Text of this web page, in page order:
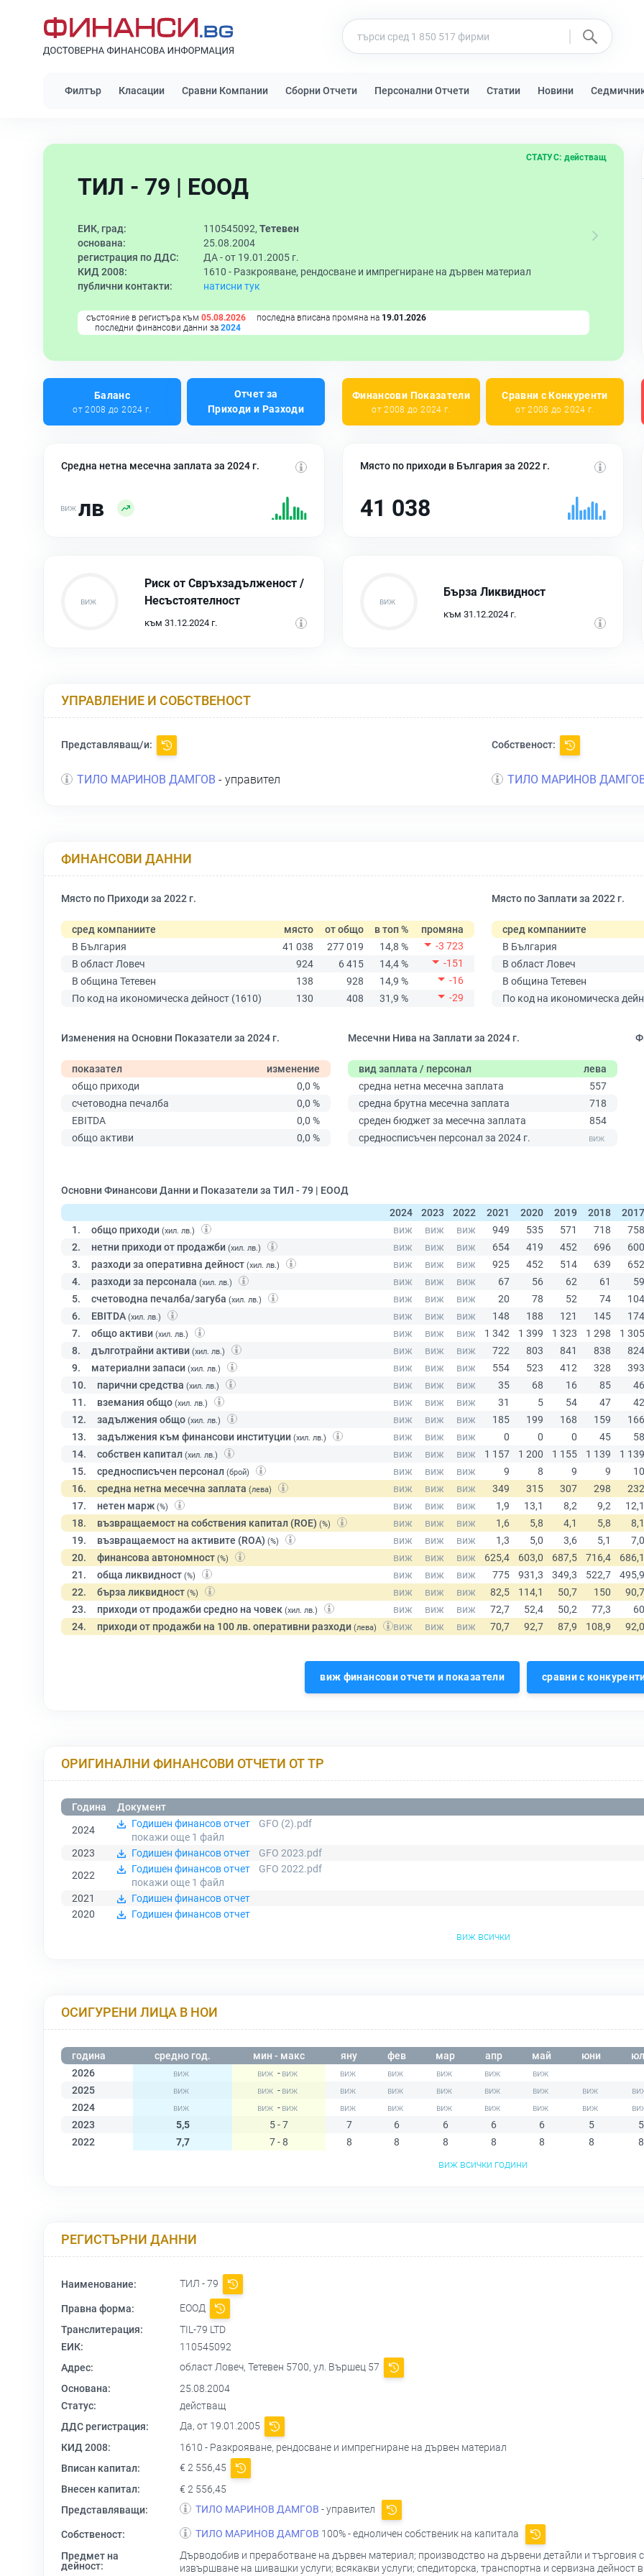
Филтър Класации Сравни Компании Сборни Отчети Персонални Отчети Статии Новини
ТИЛ - 79 | ЕООД
СТАТУС: действащ
ЕИК, град: 110545092, Тетевен
основана:
25.08.2004
регистрация по ДДС:
ДА - от 19.01.2005 г.
КИД 2008:
1610 - Разкрояване, рендосване и импрегниране на дървен материал
публични контакти:
натисни тук
състояние в регистъра към 05.08.2026 последна вписана промяна на 19.01.2026
последни финансови данни за 2024
Баланс
от 2008 до 2024 г.
Отчет за
Приходи и Разходи
Финансови Показатели
от 2008 до 2024 г.
Сравни с Конкуренти
от 2008 до 2024 г.
Средна нетна месечна заплата за 2024 г.
лв
Място по приходи в България за 2022 г.
41 038
Риск от Свръхзадълженост /
Несъстоятелност
към 31.12.2024 г.
Бърза Ликвидност
към 31.12.2024 г.
УПРАВЛЕНИЕ И СОБСТВЕНОСТ
Представляващ/и:
ТИЛО МАРИНОВ ДАМГОВ - управител
Собственост:
ТИЛО МАРИНОВ
ФИНАНСОВИ ДАННИ
Място по Приходи за 2022 г.
сред компаниите място от общо в топ %
промяна
В България
41 038 277 019 14,8 %
-3 723
В област Ловеч
924 6 415 14,4 %
-151
В община Тетевен
138 928 14,9 %
-16
По код на икономическа дейност (1610)
130 408 31,9 % -29
Място по Заплати за 2022 г.
сред компаниите
В България
В област Ловеч
В община Тетевен
По код на икономическа
Изменения на Основни Показатели за 2024 г.
показател
изменение
общо приходи
0,0 %
счетоводна печалба
0,0 %
EBITDA
0,0 %
общо активи
0,0 %
Месечни Нива на Заплати за 2024 г.
вид заплата / персонал
лева
средна нетна месечна заплата
557
средна брутна месечна заплата
718
среден бюджет за месечна заплата
854
средносписъчен персонал за 2024 г.
Основни Финансови Данни и Показатели за ТИЛ - 79 | ЕООД
2024
2023 2022 2021 2020 2019 2018
2017
1.
общо приходи (хил. лв.)
2. нетни приходи от продажби (хил. лв.)
3. разходи за оперативна дейност (хил. лв.)
4. разходи за персонала (хил. лв.)
5. счетоводна печалба/загуба (хил. лв.)
6. EBITDA (хил. лв.)
7. общо активи (хил. лв.)
8. дълготрайни активи (хил. лв.)
9. материални запаси (хил. лв.)
10. парични средства (хил. лв.)
11. вземания общо (хил. лв.)
12. задължения общо (хил. лв.)
13. задължения към финансови институции (хил. лв.)
14. собствен капитал (хил. лв.)
15. средносписъчен персонал (брой)
16. средна нетна месечна заплата (лева)
17. нетен марж (%)
18. възвращаемост на собствения капитал (ROE) (%)
19. възвращаемост на активите (ROA) (%)
20. финансова автономност (%)
21. обща ликвидност (%)
22. бърза ликвидност (%)
23. приходи от продажби средно на човек (хил. лв.)
24. приходи от продажби на 100 лв. оперативни разходи (лева)
виж финансови отчети и показатели сравни с
ОРИГИНАЛНИ ФИНАНСОВИ ОТЧЕТИ ОТ ТР
Година
Документ
2024
Годишен финансов отчет
GFO (2).pdf
покажи още 1 файл
2023
Годишен финансов отчет
GFO 2023.pdf
2022
Годишен финансов отчет
GFO 2022.pdf
покажи още 1 файл
2021
Годишен финансов отчет
2020
Годишен финансов отчет
виж всички
ОСИГУРЕНИ ЛИЦА В НОИ
година средно год. мин - макс яну фев мар апр май юни
2026
-
2025
-
2024
-
2023
5,5 5 - 7 7 6 6 6 6 5
5
2022
7,7 7 - 8 8 8 8 8 8 8
8
виж всички години
РЕГИСТЪРНИ ДАННИ
Наименование: ТИЛ - 79
Правна форма:
ЕООД
Транслитерация:
TIL-79 LTD
ЕИК:
110545092
Адрес:
област Ловеч, Тетевен 5700, ул. Вършец 57
Основана:
25.08.2004
Статус:
действащ
ДДС регистрация:
Да, от 19.01.2005
КИД 2008:
1610 - Разкрояване, рендосване и импрегниране на дървен материал
Вписан капитал:
€ 2 556,45
Внесен капитал:
€ 2 556,45
Представляващи:
ТИЛО МАРИНОВ ДАМГОВ - управител
Собственост: ТИЛО МАРИНОВ ДАМГОВ 100% - едноличен собственик на капитала
Предмет на
дейност:
Дърводобив и преработване на дървен материал; производство на дървени детайли и търговия
извършване на шивашки услуги; всякакви услуги; спедиторска, транспортна и сервизна